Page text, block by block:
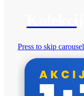
Press to skip carousel